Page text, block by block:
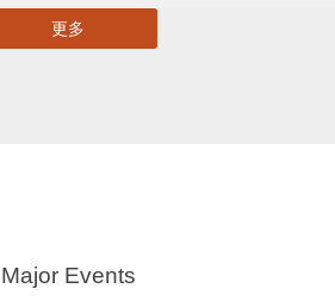
更多